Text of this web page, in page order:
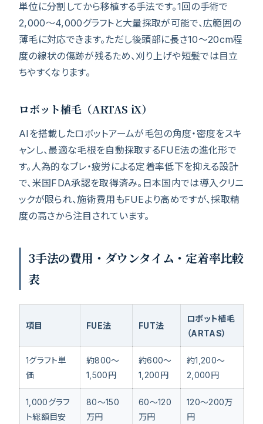
単位に分割してから移植する手法です。1回の手術で
2,000〜4,000グラフトと大量採取が可能で、広範囲の
薄毛に対応できます。ただし後頭部に長さ10〜20cm程
度の線状の傷跡が残るため、刈り上げや短髪では目立
ちやすくなります。
ロボット植毛（ARTAS iX）
AIを搭載したロボットアームが毛包の角度・密度をスキ
ャンし、最適な毛根を自動採取するFUE法の進化形で
す。人為的なブレ・疲労による定着率低下を抑える設計
で、米国FDA承認を取得済み。日本国内では導入クリニ
ックが限られ、施術費用もFUEより高めですが、採取精
度の高さから注目されています。
3手法の費用・ダウンタイム・定着率比較
表
項目 FUE法 FUT法
ロボット植毛
（ARTAS）
1グラフト単
価
約800〜
1,500円
約600〜
1,200円
約1,200〜
2,000円
1,000グラフ
ト総額目安
80〜150
万円
60〜120
万円
120〜200万
円